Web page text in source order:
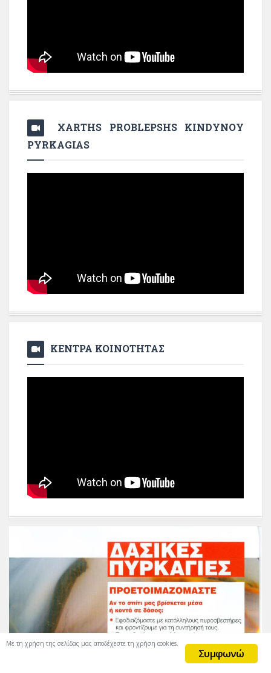
XARTHS PROBLEPSHS KINDYNOY
PYRKAGIAS
ΚΕΝΤΡΑ ΚΟΙΝΟΤΗΤΑΣ
Συμφωνώ
Με τη χρήση της σελίδας μας αποδέχεστε τη χρήση cookies.